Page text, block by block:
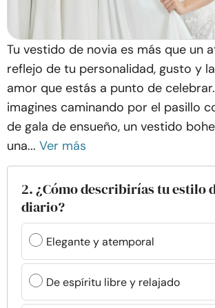
Tu vestido de novia es más que un
reflejo de tu personalidad, gusto y
amor que estás a punto de
imagines caminando por el pasillo
de gala de ensueño, un vestido
una... Ver más
2. ¿Cómo describirías tu estilo
diario?
Elegante y atemporal
De espíritu libre y relajado